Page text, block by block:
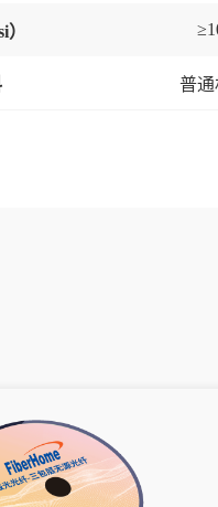
） ≥
普